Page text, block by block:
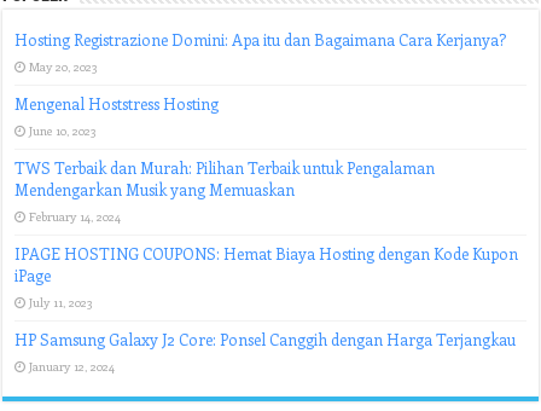
Hosting Registrazione Domini: Apa itu dan Bagaimana Cara Kerjanya?
May 20, 2023
Mengenal Hoststress Hosting
June 10, 2023
TWS Terbaik dan Murah: Pilihan Terbaik untuk Pengalaman
Mendengarkan Musik yang Memuaskan
February 14, 2024
IPAGE HOSTING COUPONS: Hemat Biaya Hosting dengan Kode Kupon
iPage
July 11, 2023
HP Samsung Galaxy J2 Core: Ponsel Canggih dengan Harga Terjangkau
January 12, 2024